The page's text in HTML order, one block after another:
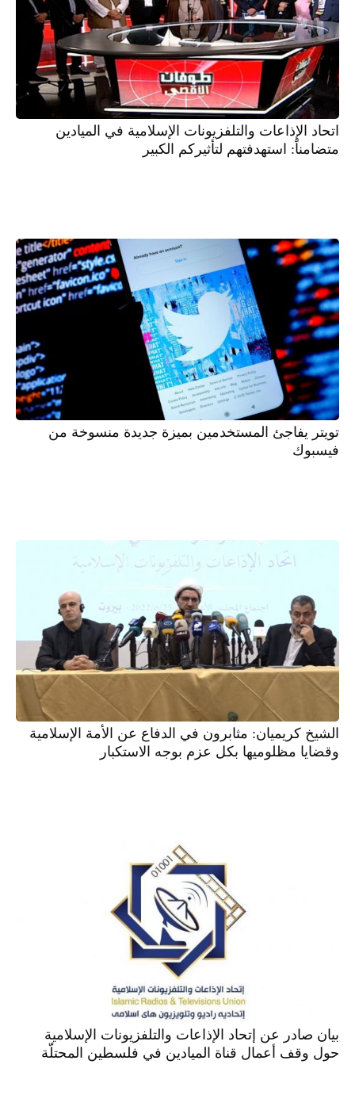
اتحاد الإذاعات والتلفزيونات الإسلامية في الميادين
متضامناً: استهدفتهم لتأثيركم الكبير
تويتر يفاجئ المستخدمين بميزة جديدة منسوخة من
فيسبوك
الشيخ كريميان: مثابرون في الدفاع عن الأمة الإسلامية
وقضايا مظلوميها بكل عزم بوجه الاستكبار
بيان صادر عن إتحاد الإذاعات والتلفزيونات الإسلامية
حول وقف أعمال قناة الميادين في فلسطين المحتلّة